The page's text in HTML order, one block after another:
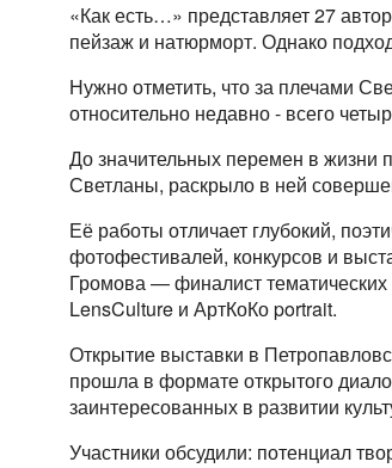
«Как есть…» представляет 27
пейзаж и натюрморт. Однако
Нужно отметить, что за плечами
относительно недавно - всего
До значительных перемен в
Светланы, раскрыло в ней
Её работы отличает глубокий,
фотофестивалей, конкурсов и
Громова — финалист
LensCulture и АртКоКо portrait.
Открытие выставки в
прошла в формате открытого
заинтересованных в развитии
Участники обсудили: потенциал